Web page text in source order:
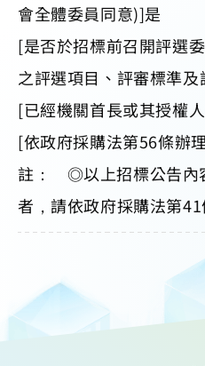
會全體委員同意)]是
[是否於招標前召開評選
之評選項目、評審標準
[已經機關首長或其授權
[依政府採購法第56條辦
註： ◎以上招標公告內
者，請依政府採購法第